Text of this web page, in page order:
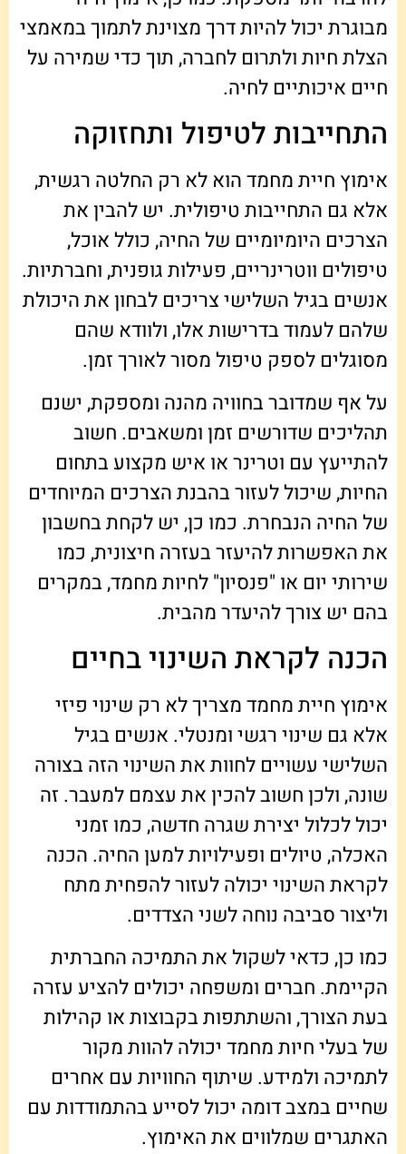
מבוגרת יכול להיות דרך מצוינת לתמוך במאמצי
הצלת חיות ולתרום לחברה, תוך כדי שמירה על
חיים איכותיים לחיה.
התחייבות לטיפול ותחזוקה
אימוץ חיית מחמד הוא לא רק החלטה רגשית,
אלא גם התחייבות טיפולית. יש להבין את
הצרכים היומיומיים של החיה, כולל אוכל,
טיפולים ווטרינריים, פעילות גופנית, וחברתיות.
אנשים בגיל השלישי צריכים לבחון את היכולת
שלהם לעמוד בדרישות אלו, ולוודא שהם
מסוגלים לספק טיפול מסור לאורך זמן.
על אף שמדובר בחוויה מהנה ומספקת, ישנם
תהליכים שדורשים זמן ומשאבים. חשוב
להתייעץ עם וטרינר או איש מקצוע בתחום
החיות, שיכול לעזור בהבנת הצרכים המיוחדים
של החיה הנבחרת. כמו כן, יש לקחת בחשבון
את האפשרות להיעזר בעזרה חיצונית, כמו
שירותי יום או "פנסיון" לחיות מחמד, במקרים
בהם יש צורך להיעדר מהבית.
הכנה לקראת השינוי בחיים
אימוץ חיית מחמד מצריך לא רק שינוי פיזי
אלא גם שינוי רגשי ומנטלי. אנשים בגיל
השלישי עשויים לחוות את השינוי הזה בצורה
שונה, ולכן חשוב להכין את עצמם למעבר. זה
יכול לכלול יצירת שגרה חדשה, כמו זמני
האכלה, טיולים ופעילויות למען החיה. הכנה
לקראת השינוי יכולה לעזור להפחית מתח
וליצור סביבה נוחה לשני הצדדים.
כמו כן, כדאי לשקול את התמיכה החברתית
הקיימת. חברים ומשפחה יכולים להציע עזרה
בעת הצורך, והשתתפות בקבוצות או קהילות
של בעלי חיות מחמד יכולה להוות מקור
לתמיכה ולמידע. שיתוף החוויות עם אחרים
שחיים במצב דומה יכול לסייע בהתמודדות עם
האתגרים שמלווים את האימוץ.